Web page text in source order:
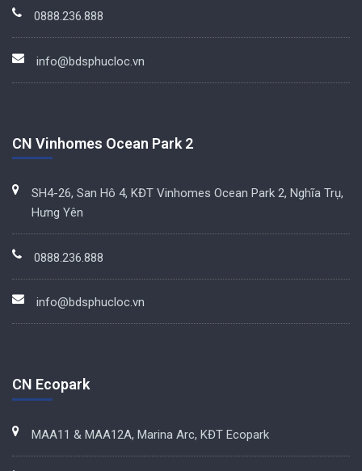
0888.236.888
info@bdsphucloc.vn
CN Vinhomes Ocean Park 2
SH4-26, San Hô 4, KĐT Vinhomes Ocean Park 2, Nghĩa Trụ,
Hưng Yên
0888.236.888
info@bdsphucloc.vn
CN Ecopark
MAA11 & MAA12A, Marina Arc, KĐT Ecopark